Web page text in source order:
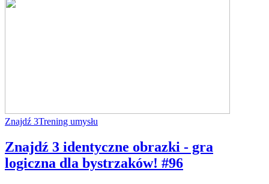
Znajdź 3Trening umysłu
Znajdź 3 identyczne obrazki - gra
logiczna dla bystrzaków! #96